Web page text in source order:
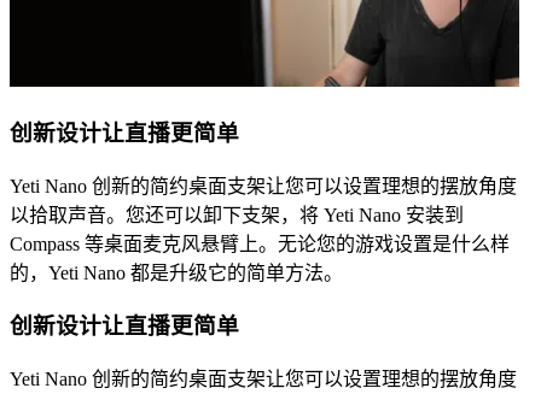
创新设计让直播更简单
Yeti Nano 创新的简约桌面支架让您可以设置理想的摆放角度
以拾取声音。您还可以卸下支架，将 Yeti Nano 安装到
Compass 等桌面麦克风悬臂上。无论您的游戏设置是什么样
的，Yeti Nano 都是升级它的简单方法。
创新设计让直播更简单
Yeti Nano 创新的简约桌面支架让您可以设置理想的摆放角度